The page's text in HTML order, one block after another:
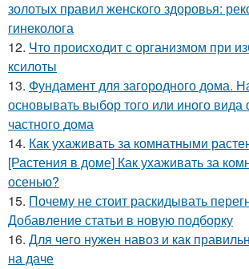
золотых правил женского здоровья:
гинеколога
12. Что происходит с организмом при
ксилоты
13. Фундамент для загородного дома.
основывать выбор того или иного
частного дома
14. Как ухаживать за комнатными
[Растения в доме] Как ухаживать за
осенью?
15. Почему не стоит раскидывать
Добавление статьи в новую подборку
16. Для чего нужен навоз и как
на даче